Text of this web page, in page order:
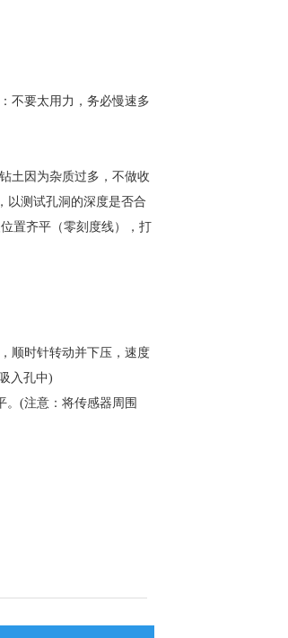
不要太用力，务必慢速多
土因为杂质过多，不做收
以测试孔洞的深度是否合
置齐平（零刻度线），打
顺时针转动并下压，速度
入孔中)
。(注意：将传感器周围